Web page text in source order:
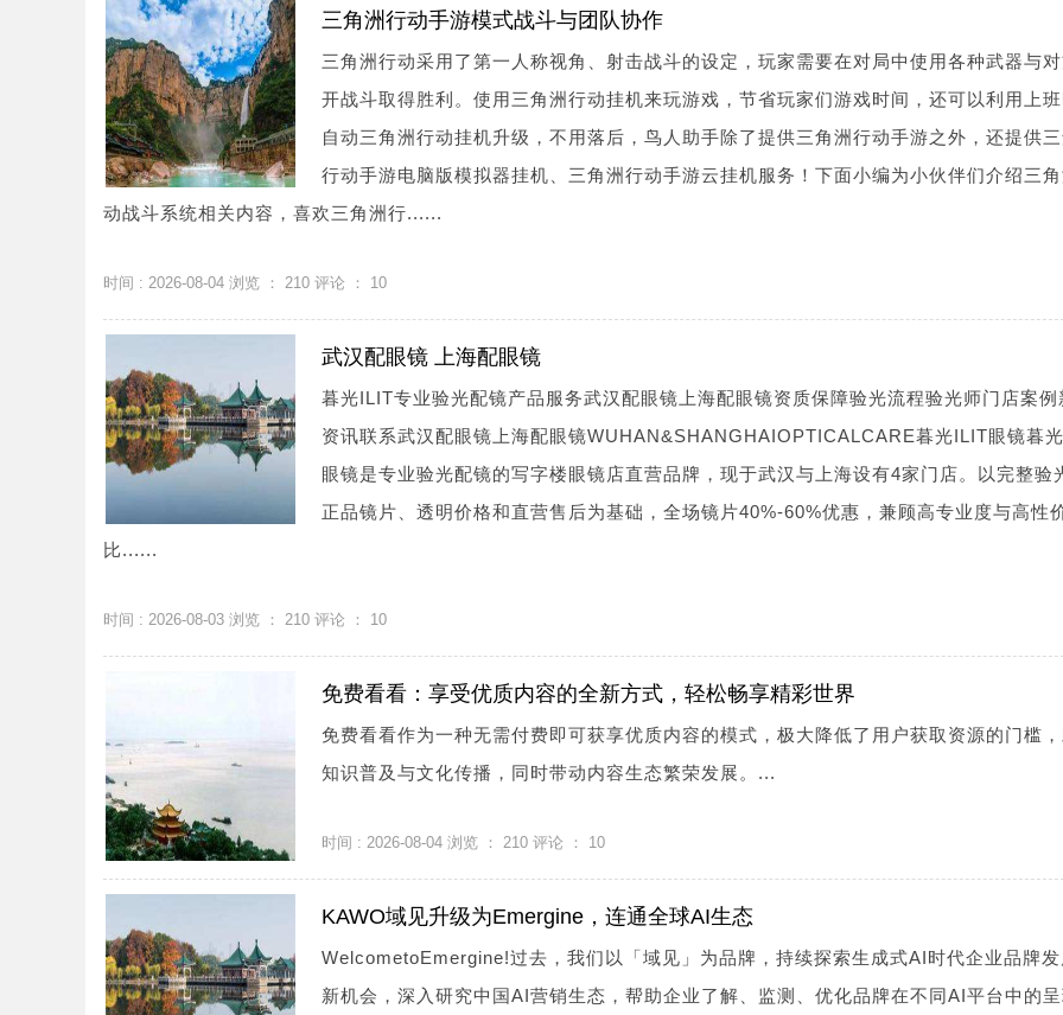
三角洲行动手游模式战斗与团队协作
三角洲行动采用了第一人称视角、射击战斗的设定，玩家需要在对局中使用各种武器与
开战斗取得胜利。使用三角洲行动挂机来玩游戏，节省玩家们游戏时间，还可以利用上
自动三角洲行动挂机升级，不用落后，鸟人助手除了提供三角洲行动手游之外，还提供三
行动手游电脑版模拟器挂机、三角洲行动手游云挂机服务！下面小编为小伙伴们介绍三
动战斗系统相关内容，喜欢三角洲行......
时间 : 2026-08-04 浏览 ： 210 评论 ： 10
武汉配眼镜 上海配眼镜
暮光ILIT专业验光配镜产品服务武汉配眼镜上海配眼镜资质保障验光流程验光师门店案例
资讯联系武汉配眼镜上海配眼镜WUHAN&SHANGHAIOPTICALCARE暮光ILIT眼镜暮
眼镜是专业验光配镜的写字楼眼镜店直营品牌，现于武汉与上海设有4家门店。以完整验
正品镜片、透明价格和直营售后为基础，全场镜片40%-60%优惠，兼顾高专业度与高性
比......
时间 : 2026-08-03 浏览 ： 210 评论 ： 10
免费看看：享受优质内容的全新方式，轻松畅享精彩世界
免费看看作为一种无需付费即可获享优质内容的模式，极大降低了用户获取资源的门槛，
知识普及与文化传播，同时带动内容生态繁荣发展。...
时间 : 2026-08-04 浏览 ： 210 评论 ： 10
KAWO域见升级为Emergine，连通全球AI生态
WelcometoEmergine!过去，我们以「域见」为品牌，持续探索生成式AI时代企业品牌发
新机会，深入研究中国AI营销生态，帮助企业了解、监测、优化品牌在不同AI平台中的呈